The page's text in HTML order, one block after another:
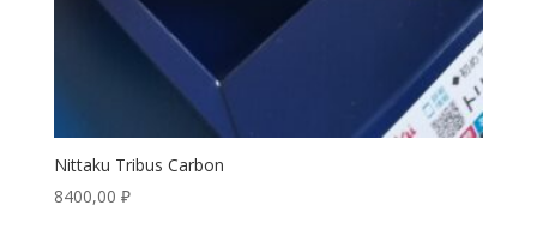
Nittaku Tribus Carbon
8400,00 ₽